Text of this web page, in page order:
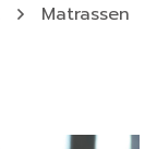
Matrassen